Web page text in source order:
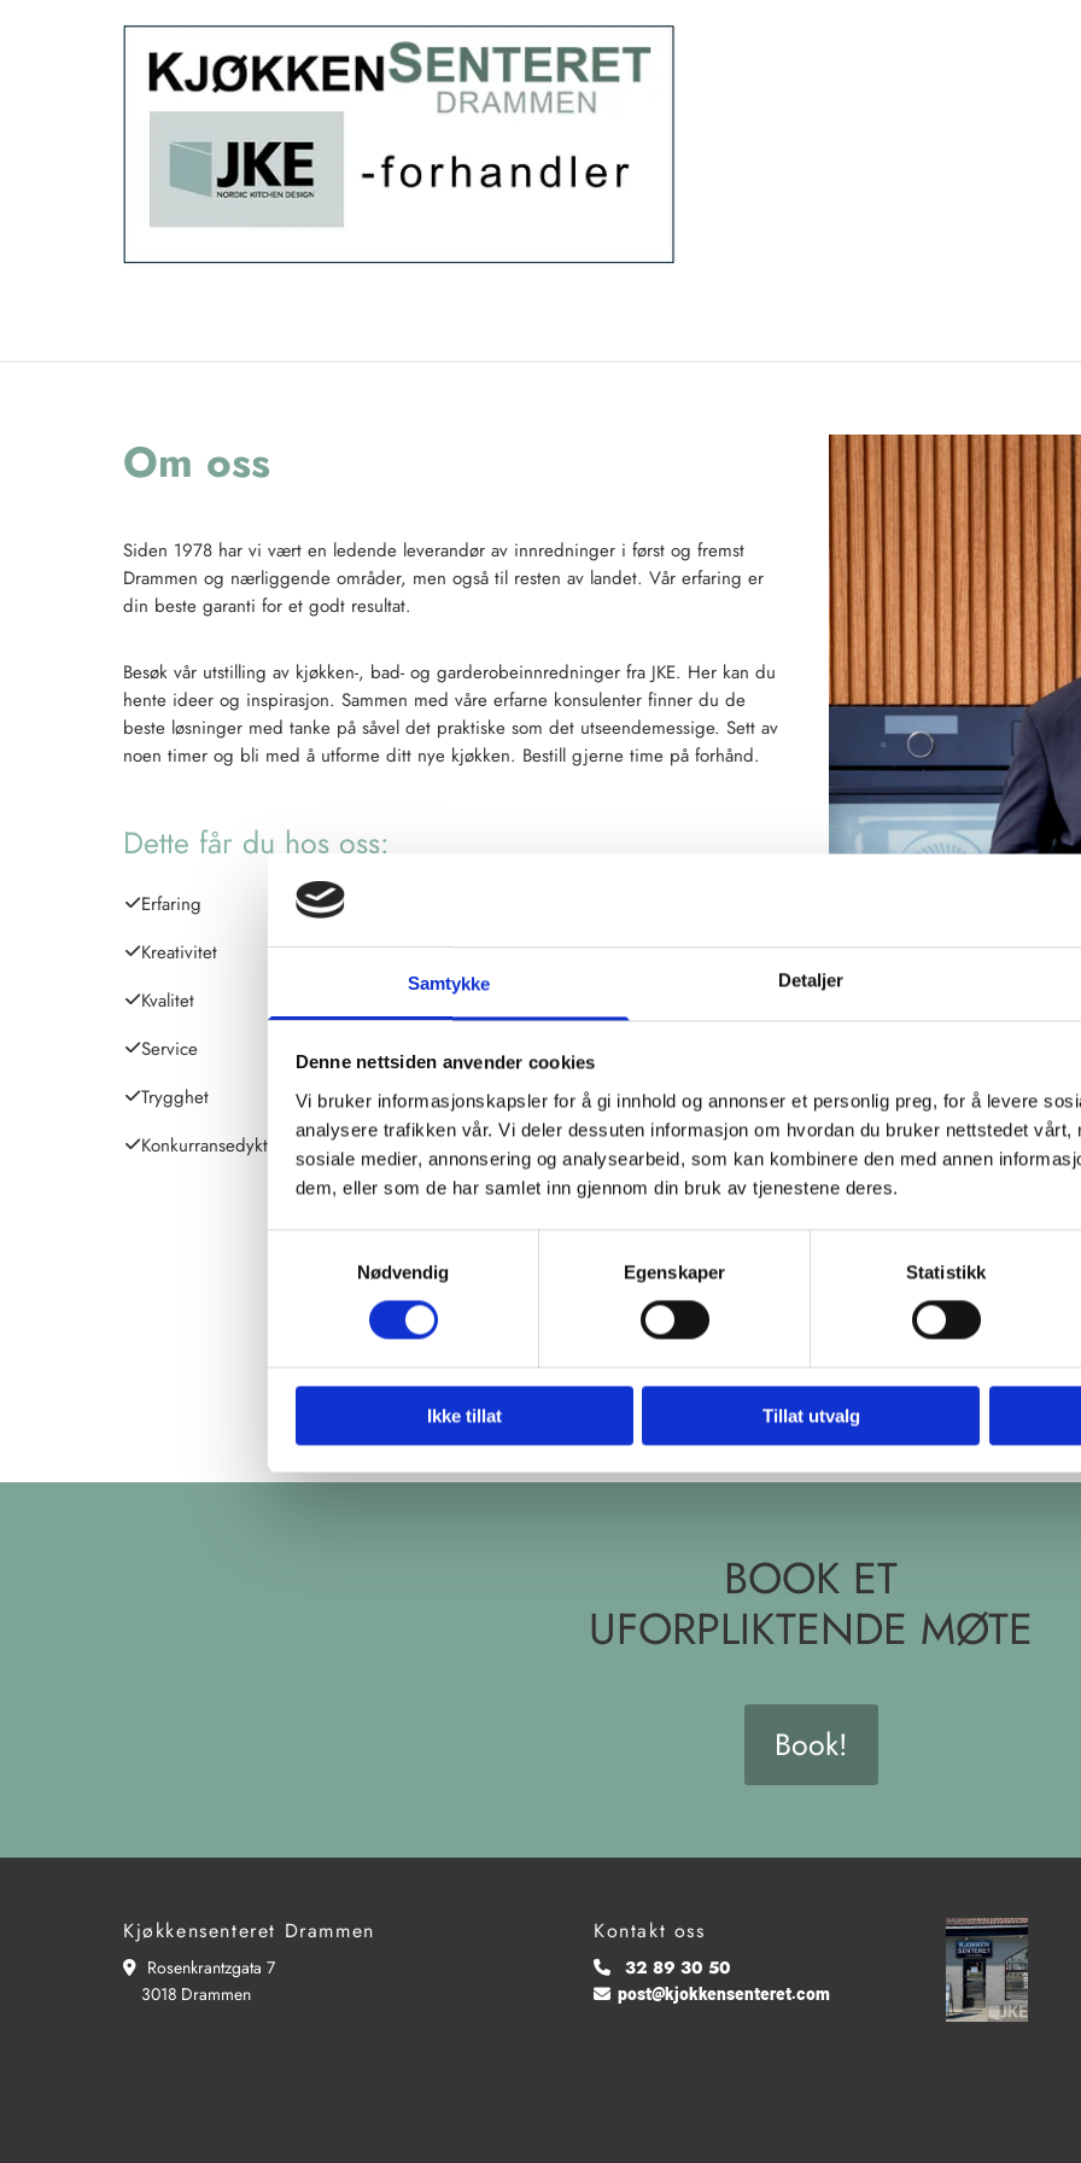
Samtykke Detaljer
Denne nettsiden anvender cookies
Vi bruker informasjonskapsler for å gi innhold og annonser et personlig preg, for å levere
analysere trafikken vår. Vi deler dessuten informasjon om hvordan du bruker nettstedet vårt,
sosiale medier, annonsering og analysearbeid, som kan kombinere den med annen
dem, eller som de har samlet inn gjennom din bruk av tjenestene deres.
Nødvendig
Egenskaper Statistikk
Ikke tillat Tillat utvalg
Om oss
Siden 1978 har vi vært en ledende leverandør av innredninger i først og fremst
Drammen og nærliggende områder, men også til resten av landet. Vår erfaring er
din beste garanti for et godt resultat.
Besøk vår utstilling av kjøkken-, bad- og garderobeinnredninger fra JKE. Her kan du
hente ideer og inspirasjon. Sammen med våre erfarne konsulenter finner du de
beste løsninger med tanke på såvel det praktiske som det utseendemessige. Sett av
noen timer og bli med å utforme ditt nye kjøkken. Bestill gjerne time på forhånd.
Dette får du hos oss:
Erfaring
Kreativitet
Kvalitet
Service
Trygghet
Konkurransedyktige priser
BOOK ET
UFORPLIKTENDE MØTE
Book!
Kjøkkensenteret Drammen

Rosenkrantzgata 7
3018 Drammen
Kontakt oss
 32 89 30 50
 post@kjokkensenteret.com